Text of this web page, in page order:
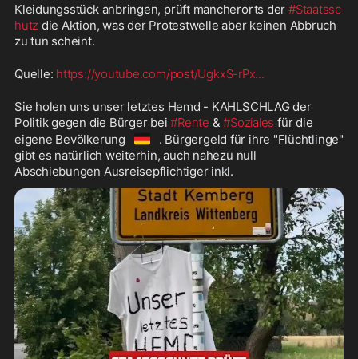
Kleidungsstück anbringen, prüft mancherorts der #Staatssc
hutz die Aktion, was der Protestwelle aber keinen Abbruch
zu tun scheint.
Quelle: https://youtube.com/post/UgkxS-rPx...
Sie holen uns unser letztes Hemd - KAHLSCHLAG der
Politik gegen die Bürger bei #Rente & #Soziales für die
eigene Bevölkerung
🇩🇪
. Bürgergeld für ihre "Flüchtlinge"
gibt es natürlich weiterhin, auch nahezu null
Abschiebungen Ausreisepflichtiger inkl.